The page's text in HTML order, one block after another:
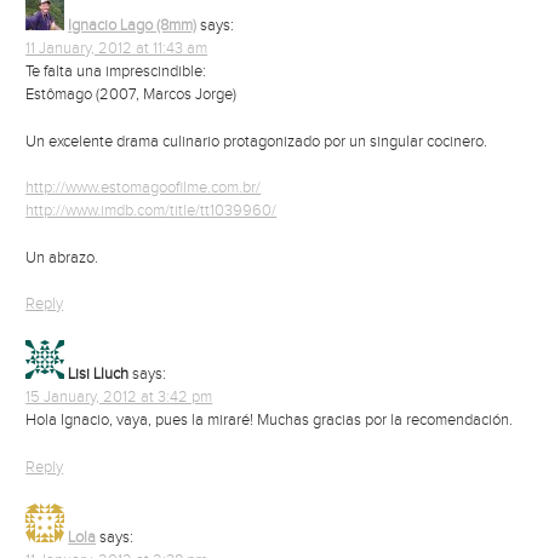
Ignacio Lago (8mm) says:
11 January, 2012 at 11:43 am
Te falta una imprescindible:
Estômago (2007, Marcos Jorge)
Un excelente drama culinario protagonizado por un singular cocinero.
http://www.estomagoofilme.com.br/
http://www.imdb.com/title/tt1039960/
Un abrazo.
Reply
Lisi Lluch says:
15 January, 2012 at 3:42 pm
Hola Ignacio, vaya, pues la miraré! Muchas gracias por la recomendación.
Reply
Lola says: